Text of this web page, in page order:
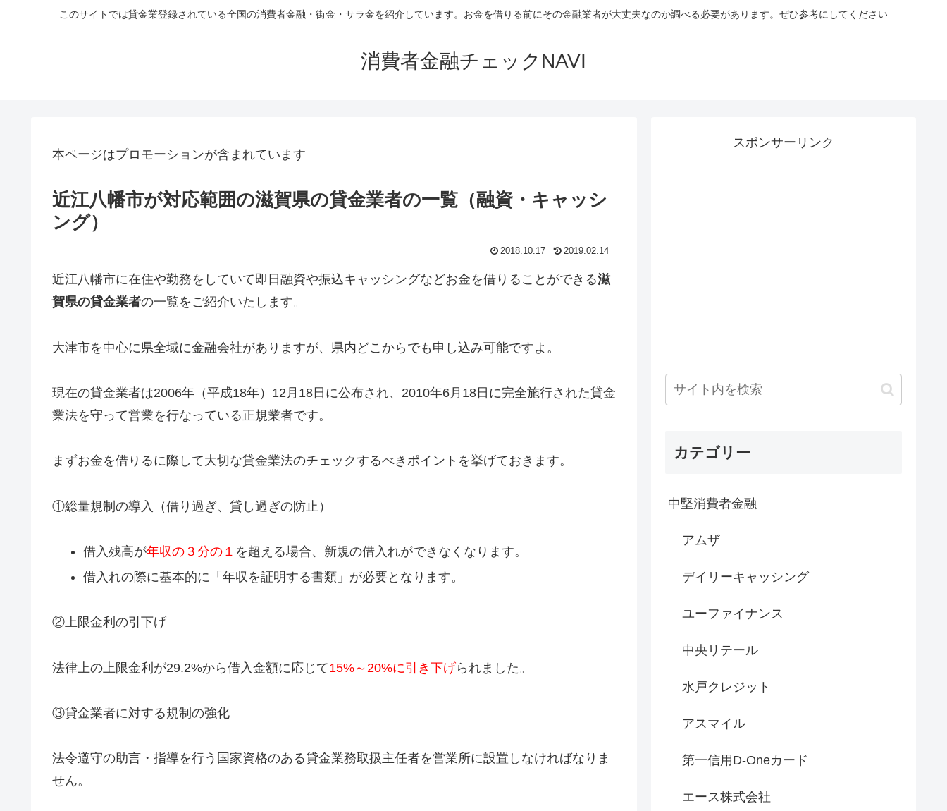
このサイトでは貸金業登録されている全国の消費者金融・街金・サラ金を紹介しています。お金を借りる前にその金融業者が大丈夫なのか調べる必要があります。ぜひ参考にしてください
消費者金融チェックNAVI
本ページはプロモーションが含まれています
近江八幡市が対応範囲の滋賀県の貸金業者の一覧（融資・キャッシ
ング）
2018.10.17 2019.02.14
近江八幡市に在住や勤務をしていて即日融資や振込キャッシングなどお金を借りることができる滋
賀県の貸金業者の一覧をご紹介いたします。
大津市を中心に県全域に金融会社がありますが、県内どこからでも申し込み可能ですよ。
現在の貸金業者は2006年（平成18年）12月18日に公布され、2010年6月18日に完全施行された貸金
業法を守って営業を行なっている正規業者です。
まずお金を借りるに際して大切な貸金業法のチェックするべきポイントを挙げておきます。
①総量規制の導入（借り過ぎ、貸し過ぎの防止）
借入残高が年収の３分の１ を超える場合、新規の借入れができなくなります。
借入れの際に基本的に「年収を証明する書類」が必要となります。
②上限金利の引下げ
法律上の上限金利が29.2%から借入金額に応じて15%～20%に引き下げられました。
③貸金業者に対する規制の強化
法令遵守の助言・指導を行う国家資格のある貸金業務取扱主任者を営業所に設置しなければなりま
せん。
スポンサーリンク
カテゴリー
中堅消費者金融
アムザ
デイリーキャッシング
ユーファイナンス
中央リテール
水戸クレジット
アスマイル
第一信用D-Oneカード
エース株式会社